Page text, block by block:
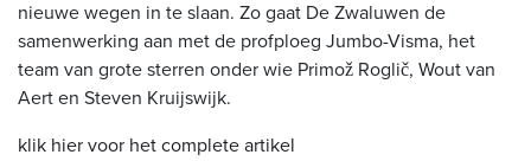
nieuwe wegen in te slaan. Zo gaat De Zwaluwen de
samenwerking aan met de profploeg Jumbo-Visma, het
team van grote sterren onder wie Primož Roglič, Wout van
Aert en Steven Kruijswijk.
klik hier voor het complete artikel